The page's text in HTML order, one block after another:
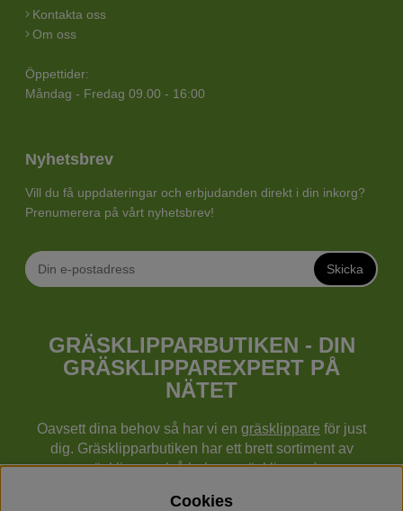
Kontakta oss
Om oss
Öppettider:
Måndag - Fredag 09.00 - 16:00
Nyhetsbrev
Vill du få uppdateringar och erbjudanden direkt i din inkorg?
Prenumerera på vårt nyhetsbrev!
Skicka
GRÄSKLIPPARBUTIKEN - DIN
GRÄSKLIPPAREXPERT PÅ
NÄTET
Oavsett dina behov så har vi en gräsklippare för just
dig. Gräsklipparbutiken har ett brett sortiment av
gräsklippare (gå bakom gräsklippare),
Cookies